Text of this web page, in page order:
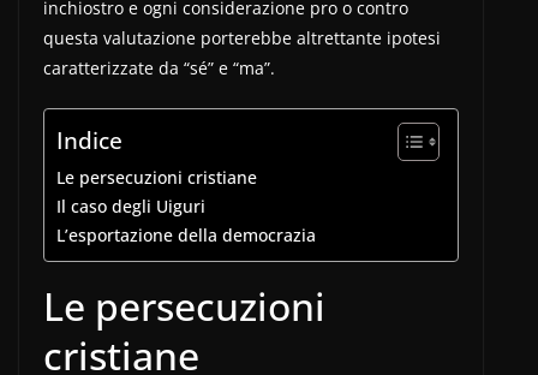
inchiostro e ogni considerazione pro o contro
questa valutazione porterebbe altrettante ipotesi
caratterizzate da “sé” e “ma”.
Indice
Le persecuzioni cristiane
Il caso degli Uiguri
L’esportazione della democrazia
Le persecuzioni
cristiane